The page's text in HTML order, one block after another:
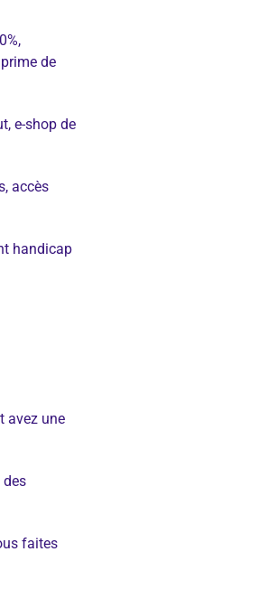
de
e-shop de
accès
handicap
avez une
des
faites